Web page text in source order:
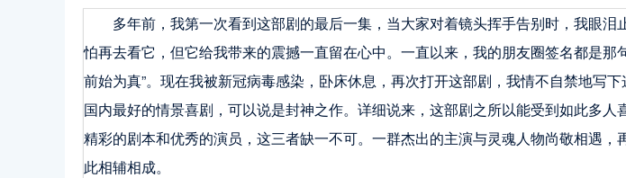
多年前，我第一次看到这部剧的最后一集，当大家对着镜头挥手告别时，我眼泪
怕再去看它，但它给我带来的震撼一直留在心中。一直以来，我的朋友圈签名都是那
前始为真”。现在我被新冠病毒感染，卧床休息，再次打开这部剧，我情不自禁地写
国内最好的情景喜剧，可以说是封神之作。详细说来，这部剧之所以能受到如此多人
精彩的剧本和优秀的演员，这三者缺一不可。一群杰出的主演与灵魂人物尚敬相遇，
此相辅相成。